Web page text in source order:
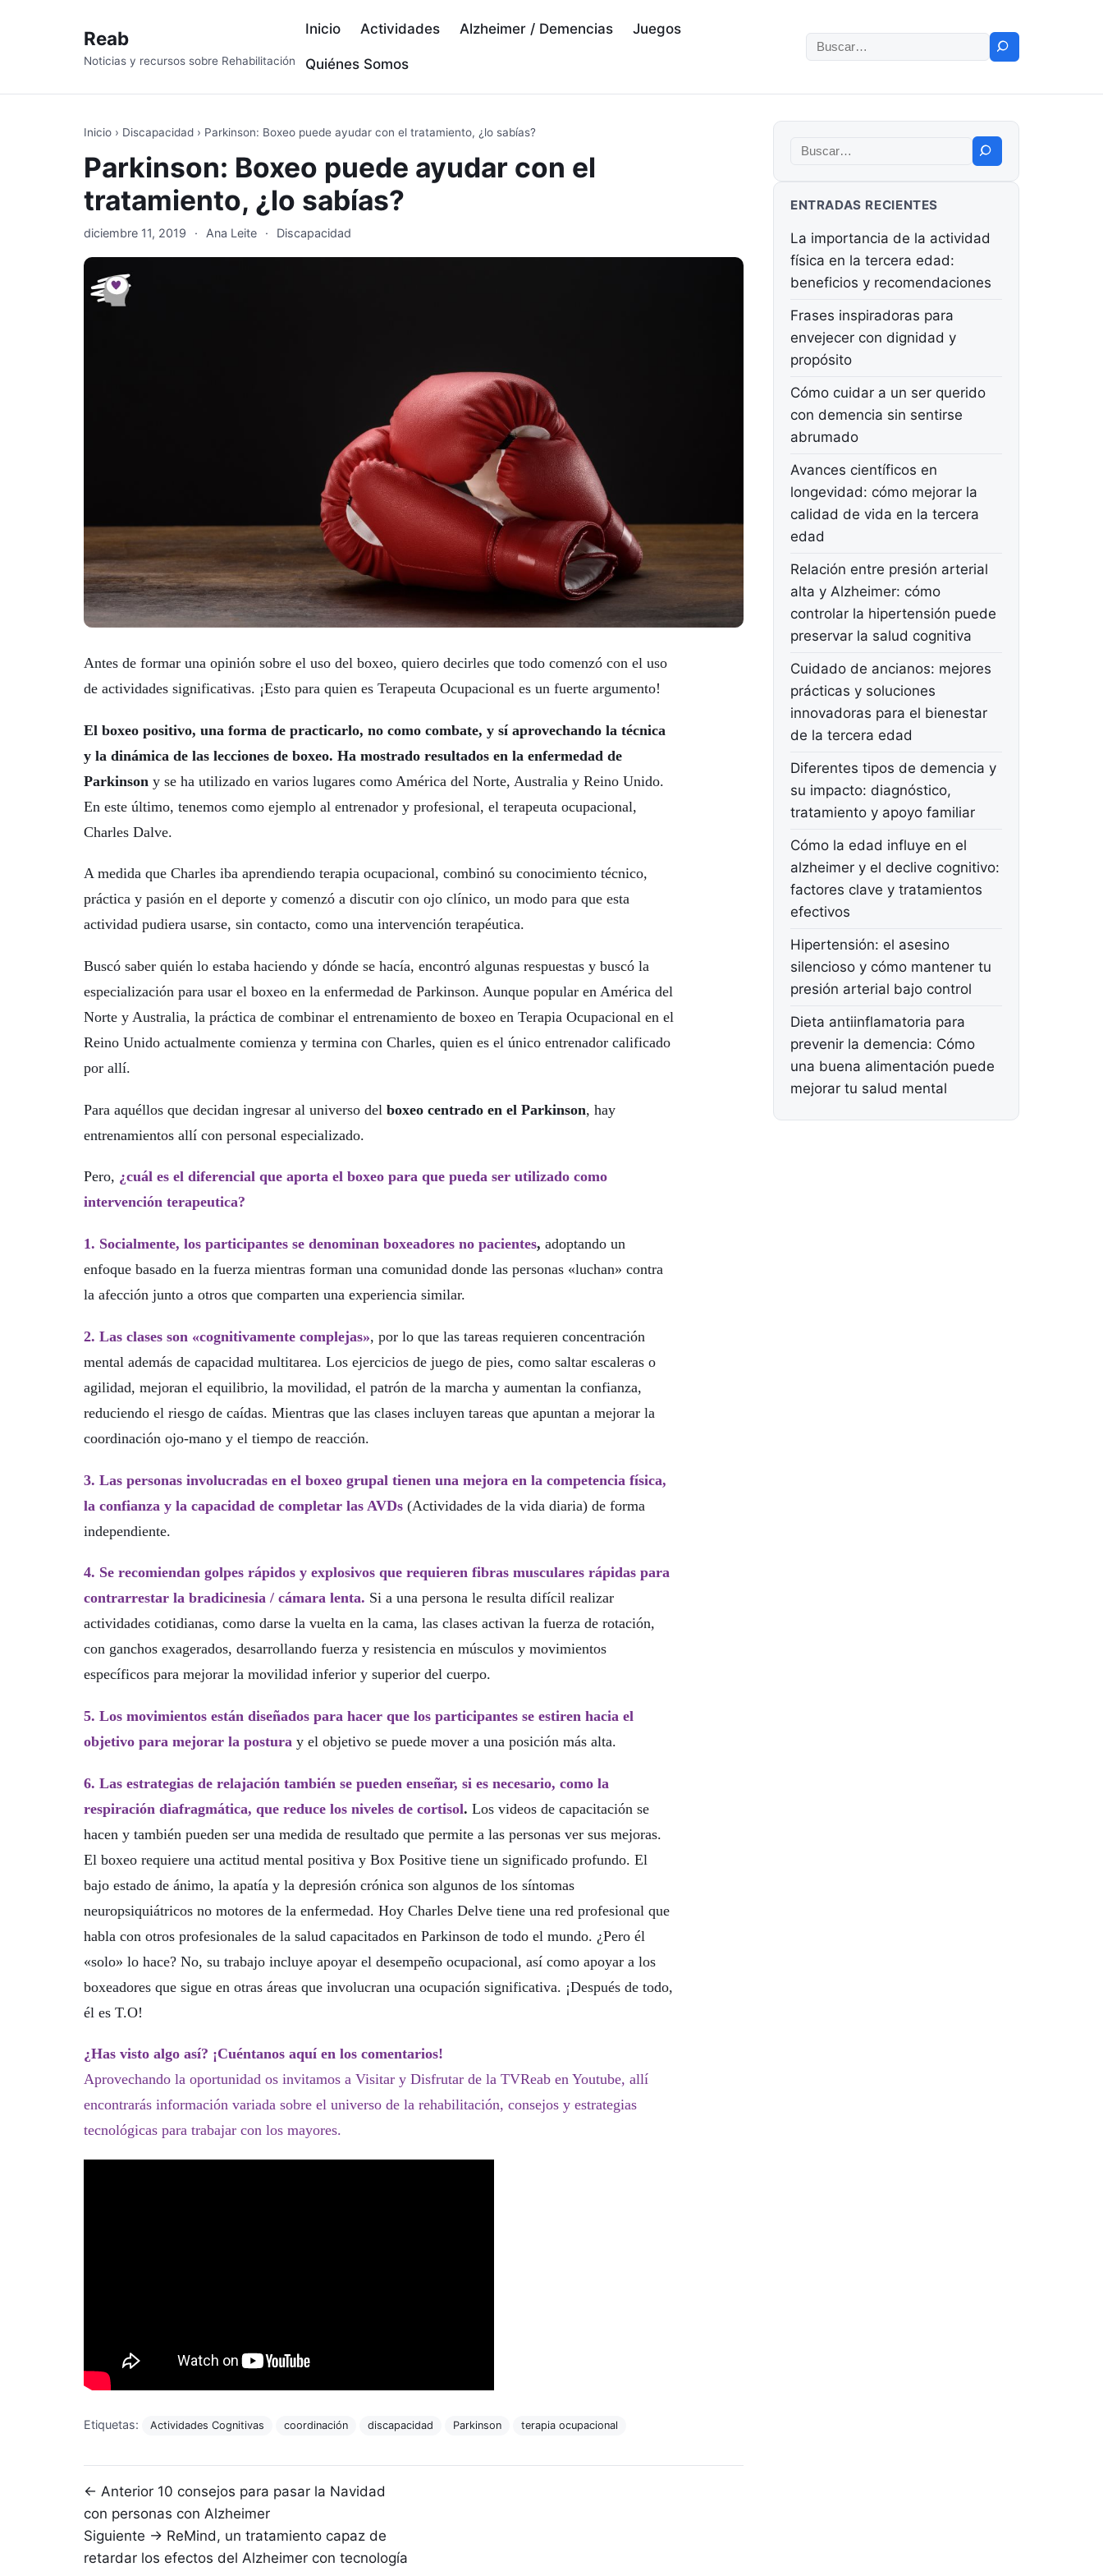
Reab
Noticias y recursos sobre Rehabilitación
Inicio Actividades Alzheimer / Demencias Juegos
Quiénes Somos Buscar:
Inicio › Discapacidad › Parkinson: Boxeo puede ayudar con el tratamiento, ¿lo sabías?
Parkinson: Boxeo puede ayudar con el
tratamiento, ¿lo sabías?
diciembre 11, 2019 · Ana Leite · Discapacidad
Antes de formar una opinión sobre el uso del boxeo, quiero decirles que todo comenzó con el uso
de actividades significativas. ¡Esto para quien es Terapeuta Ocupacional es un fuerte argumento!
El boxeo positivo, una forma de practicarlo, no como combate, y sí aprovechando la técnica
y la dinámica de las lecciones de boxeo. Ha mostrado resultados en la enfermedad de
Parkinson y se ha utilizado en varios lugares como América del Norte, Australia y Reino Unido.
En este último, tenemos como ejemplo al entrenador y profesional, el terapeuta ocupacional,
Charles Dalve.
A medida que Charles iba aprendiendo terapia ocupacional, combinó su conocimiento técnico,
práctica y pasión en el deporte y comenzó a discutir con ojo clínico, un modo para que esta
actividad pudiera usarse, sin contacto, como una intervención terapéutica.
Buscó saber quién lo estaba haciendo y dónde se hacía, encontró algunas respuestas y buscó la
especialización para usar el boxeo en la enfermedad de Parkinson. Aunque popular en América del
Norte y Australia, la práctica de combinar el entrenamiento de boxeo en Terapia Ocupacional en el
Reino Unido actualmente comienza y termina con Charles, quien es el único entrenador calificado
por allí.
Para aquéllos que decidan ingresar al universo del boxeo centrado en el Parkinson, hay
entrenamientos allí con personal especializado.
Pero, ¿cuál es el diferencial que aporta el boxeo para que pueda ser utilizado como
intervención terapeutica?
1. Socialmente, los participantes se denominan boxeadores no pacientes, adoptando un
enfoque basado en la fuerza mientras forman una comunidad donde las personas «luchan» contra
la afección junto a otros que comparten una experiencia similar.
2. Las clases son «cognitivamente complejas», por lo que las tareas requieren concentración
mental además de capacidad multitarea. Los ejercicios de juego de pies, como saltar escaleras o
agilidad, mejoran el equilibrio, la movilidad, el patrón de la marcha y aumentan la confianza,
reduciendo el riesgo de caídas. Mientras que las clases incluyen tareas que apuntan a mejorar la
coordinación ojo-mano y el tiempo de reacción.
3. Las personas involucradas en el boxeo grupal tienen una mejora en la competencia física,
la confianza y la capacidad de completar las AVDs (Actividades de la vida diaria) de forma
independiente.
4. Se recomiendan golpes rápidos y explosivos que requieren fibras musculares rápidas para
contrarrestar la bradicinesia / cámara lenta. Si a una persona le resulta difícil realizar
actividades cotidianas, como darse la vuelta en la cama, las clases activan la fuerza de rotación,
con ganchos exagerados, desarrollando fuerza y resistencia en músculos y movimientos
específicos para mejorar la movilidad inferior y superior del cuerpo.
5. Los movimientos están diseñados para hacer que los participantes se estiren hacia el
objetivo para mejorar la postura y el objetivo se puede mover a una posición más alta.
6. Las estrategias de relajación también se pueden enseñar, si es necesario, como la
respiración diafragmática, que reduce los niveles de cortisol. Los videos de capacitación se
hacen y también pueden ser una medida de resultado que permite a las personas ver sus mejoras.
El boxeo requiere una actitud mental positiva y Box Positive tiene un significado profundo. El
bajo estado de ánimo, la apatía y la depresión crónica son algunos de los síntomas
neuropsiquiátricos no motores de la enfermedad. Hoy Charles Delve tiene una red profesional que
habla con otros profesionales de la salud capacitados en Parkinson de todo el mundo. ¿Pero él
«solo» lo hace? No, su trabajo incluye apoyar el desempeño ocupacional, así como apoyar a los
boxeadores que sigue en otras áreas que involucran una ocupación significativa. ¡Después de todo,
él es T.O!
¿Has visto algo así? ¡Cuéntanos aquí en los comentarios!
Aprovechando la oportunidad os invitamos a Visitar y Disfrutar de la TVReab en Youtube, allí
encontrarás información variada sobre el universo de la rehabilitación, consejos y estrategias
tecnológicas para trabajar con los mayores.
Etiquetas: Actividades Cognitivas coordinación discapacidad Parkinson terapia ocupacional
Navegación de entradas
← Anterior 10 consejos para pasar la Navidad
con personas con Alzheimer
Siguiente → ReMind, un tratamiento capaz de
retardar los efectos del Alzheimer con tecnología
Buscar:
ENTRADAS RECIENTES
La importancia de la actividad
física en la tercera edad:
beneficios y recomendaciones
Frases inspiradoras para
envejecer con dignidad y
propósito
Cómo cuidar a un ser querido
con demencia sin sentirse
abrumado
Avances científicos en
longevidad: cómo mejorar la
calidad de vida en la tercera
edad
Relación entre presión arterial
alta y Alzheimer: cómo
controlar la hipertensión puede
preservar la salud cognitiva
Cuidado de ancianos: mejores
prácticas y soluciones
innovadoras para el bienestar
de la tercera edad
Diferentes tipos de demencia y
su impacto: diagnóstico,
tratamiento y apoyo familiar
Cómo la edad influye en el
alzheimer y el declive cognitivo:
factores clave y tratamientos
efectivos
Hipertensión: el asesino
silencioso y cómo mantener tu
presión arterial bajo control
Dieta antiinflamatoria para
prevenir la demencia: Cómo
una buena alimentación puede
mejorar tu salud mental